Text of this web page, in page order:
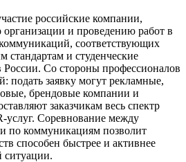
российские компании,
и проведению работ в
соответствующих
и студенческие
Со стороны профессионалов
подать заявку могут рекламные,
брендовые компании и
заказчикам весь спектр
Соревнование между
по коммуникациям позволит
способен быстрее и активнее
ситуации.